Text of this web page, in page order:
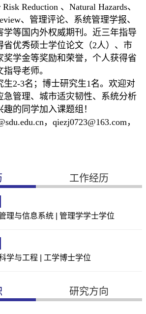
Reduction 、Natural Hazards、
、 管理评论、系统管理学报、
学等国内外权威期刊。近三年指导
省优秀硕士学位论文 （2人）、市
奖学金等奖励和荣誉，个人获得省
指导老师。
2-3名；博士研究生1名。 欢迎对
管理、 城市适灾韧性、 系统分析
的同学加入课题组！
，qiezj0723@163.com，
工作经历
理与信息系统 | 管理学学士学位
学与工程 | 工学博士学位
研究方向